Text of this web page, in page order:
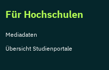
Für Hochschulen
Mediadaten
Übersicht Studienportale